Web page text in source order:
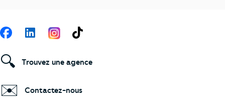
Suivez-nous
FacebookLinkedIn TikTok
🔍 Trouvez une agence
✉️ Contactez-nous